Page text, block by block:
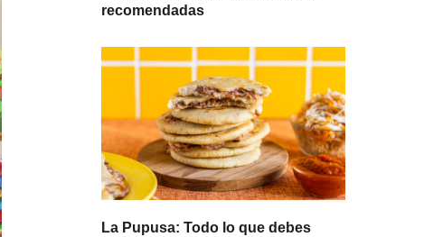
recomendadas
La Pupusa: Todo lo que debes